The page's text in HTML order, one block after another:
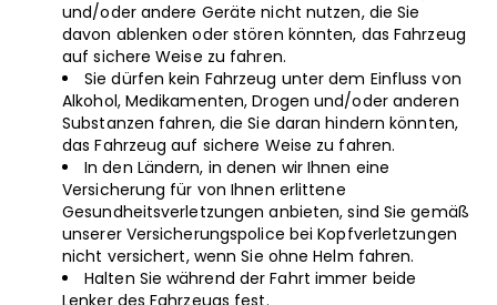
und/oder andere Geräte nicht nutzen, die Sie
davon ablenken oder stören könnten, das Fahrzeug
auf sichere Weise zu fahren.
Sie dürfen kein Fahrzeug unter dem Einfluss von
Alkohol, Medikamenten, Drogen und/oder anderen
Substanzen fahren, die Sie daran hindern könnten,
das Fahrzeug auf sichere Weise zu fahren.
In den Ländern, in denen wir Ihnen eine
Versicherung für von Ihnen erlittene
Gesundheitsverletzungen anbieten, sind Sie gemäß
unserer Versicherungspolice bei Kopfverletzungen
nicht versichert, wenn Sie ohne Helm fahren.
Halten Sie während der Fahrt immer beide
Lenker des Fahrzeugs fest.